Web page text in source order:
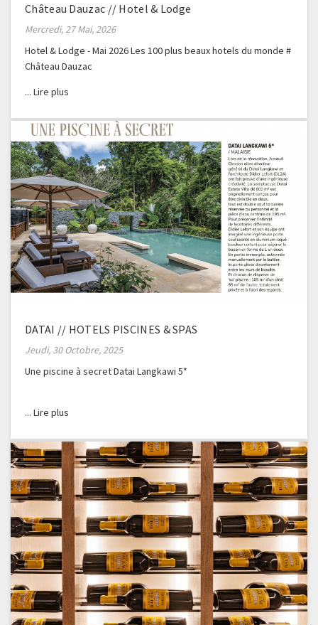
Château Dauzac // Hotel & Lodge
Mercredi, 27 Mai, 2026
Hotel & Lodge - Mai 2026 Les 100 plus beaux hotels du monde #
Château Dauzac
DATAI // HOTELS PISCINES & SPAS
Jeudi, 30 Octobre, 2025
Une piscine à secret Datai Langkawi 5*